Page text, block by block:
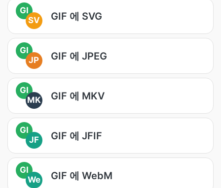
GI
SV
GIF 에 SVG
GI
JP
GIF 에 JPEG
GI
MK
GIF 에 MKV
GI
JF
GIF 에 JFIF
GI
We
GIF 에 WebM